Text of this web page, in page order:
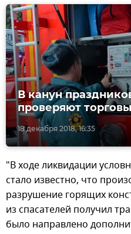
18 декабря 2018, 16:35
В канун
проверяют
"В ходе ликвидации
стало известно, что
разрушение горящих
из спасателей получил
было направлено